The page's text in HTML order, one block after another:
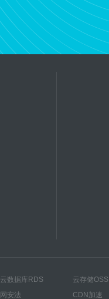
云数据库RDS 云存储OSS
网安法 CDN加速